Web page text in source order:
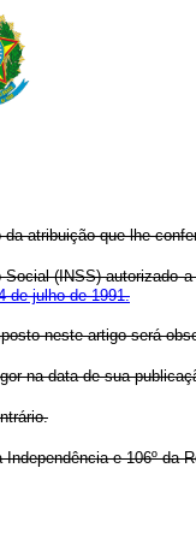
da atribuição que lhe
(INSS)
de julho de 1991.
neste artigo será
na data de sua
e 106º da